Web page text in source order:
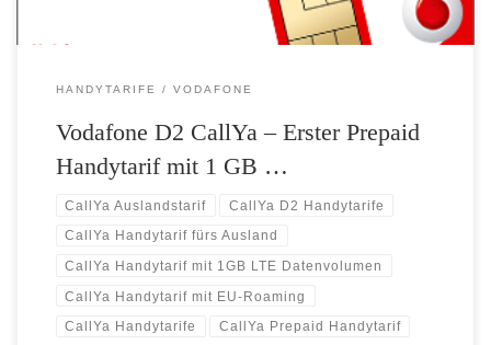
HANDYTARIFE VODAFONE
Vodafone D2 CallYa – Erster Prepaid
Handytarif mit 1 GB …
CallYa Auslandstarif CallYa D2 Handytarife
CallYa Handytarif fürs Ausland
CallYa Handytarif mit 1GB LTE Datenvolumen
CallYa Handytarif mit EU-Roaming
CallYa Handytarife CallYa Prepaid Handytarif